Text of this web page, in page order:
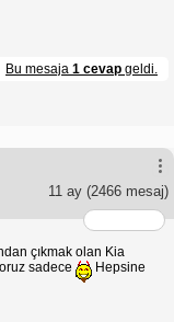
Bu mesaja 1 cevap geldi.
11 ay (2466 mesaj)
çıkmak olan Kia
sadece
Hepsine